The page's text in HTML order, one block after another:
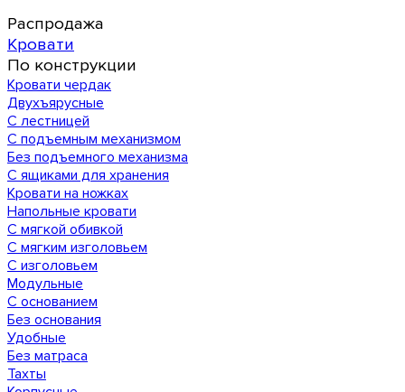
Распродажа
Кровати
По конструкции
Кровати чердак
Двухъярусные
С лестницей
С подъемным механизмом
Без подъемного механизма
С ящиками для хранения
Кровати на ножках
Напольные кровати
С мягкой обивкой
С мягким изголовьем
С изголовьем
Модульные
С основанием
Без основания
Удобные
Без матраса
Тахты